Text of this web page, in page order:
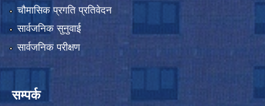
चौमासिक प्रगति प्रतिवेदन
सार्वजनिक सुनुवाई
सार्वजनिक परीक्षण
सम्पर्क